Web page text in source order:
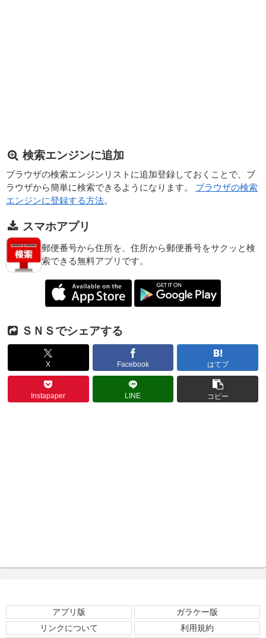
検索エンジンに追加
ブラウザの検索エンジンリストに追加登録しておくことで、ブ
ラウザから簡単に検索できるようになります。 ブラウザの検索
エンジンに登録する方法。
スマホアプリ
郵便番号から住所を、住所から郵便番号をサクッと検
索できる無料アプリです。
ＳＮＳでシェアする
X Facebook はてブ
Instapaper LINE コピー
アプリ版
ガラケー版
リンクについて
利用規約